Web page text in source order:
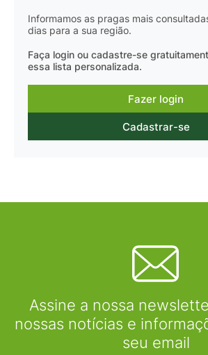
Informamos as pragas mais
dias para a sua região.
Faça login ou cadastre-se
essa lista personalizada.
Fazer login
Cadastrar-se
Assine a nossa
nossas notícias e
seu email